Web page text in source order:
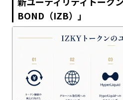
BOND（IZB）」